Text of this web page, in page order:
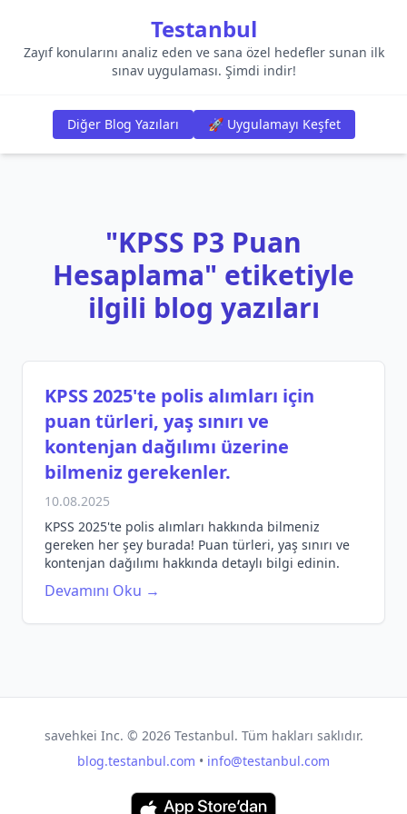
Testanbul
Zayıf konularını analiz eden ve sana özel hedefler sunan ilk
sınav uygulaması. Şimdi indir!
Diğer Blog Yazıları 🚀 Uygulamayı Keşfet
"KPSS P3 Puan
Hesaplama" etiketiyle
ilgili blog yazıları
KPSS 2025'te polis alımları için
puan türleri, yaş sınırı ve
kontenjan dağılımı üzerine
bilmeniz gerekenler.
10.08.2025
KPSS 2025'te polis alımları hakkında bilmeniz
gereken her şey burada! Puan türleri, yaş sınırı ve
kontenjan dağılımı hakkında detaylı bilgi edinin.
Devamını Oku →
savehkei Inc. © 2026Testanbul. Tüm hakları saklıdır.
blog.testanbul.com • info@testanbul.com